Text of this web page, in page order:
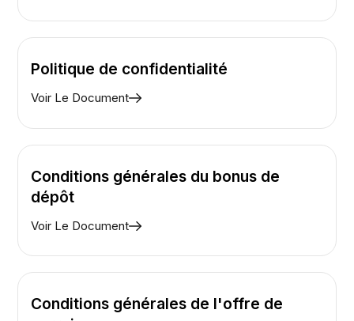
Politique de confidentialité
Voir Le Document
Conditions générales du bonus de
dépôt
Voir Le Document
Conditions générales de l'offre de